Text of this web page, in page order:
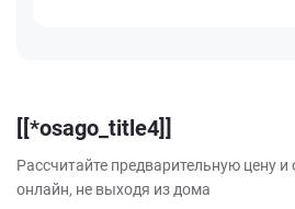
[[*osago_title4]]
Рассчитайте предварительную цену
онлайн, не выходя из дома